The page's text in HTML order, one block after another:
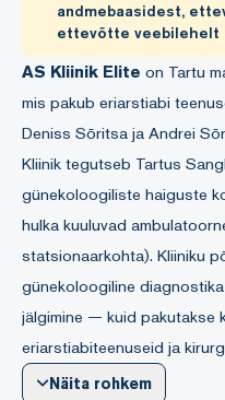
andmebaasidest,
ettevõtte veebilehelt
AS Kliinik Elite on Tartu
mis pakub eriarstiabi
Deniss Sõritsa ja Andrei
Kliinik tegutseb Tartus
günekoloogiliste haiguste
hulka kuuluvad
statsionaarkohta). Kliiniku
günekoloogiline
jälgimine — kuid pakutakse
eriarstiabiteenuseid ja
sõlmitud ravirahastusleping
Näita rohkem